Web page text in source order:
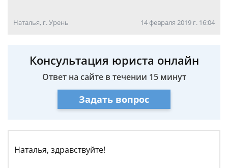
Наталья, г. Урень 14 февраля 2019 г. 16:04
Консультация юриста онлайн
Ответ на сайте в течении 15 минут
Задать вопрос
Наталья, здравствуйте!